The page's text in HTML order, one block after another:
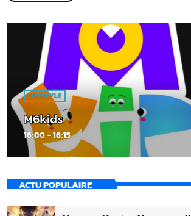
LIFESTYLE
M6kids
16:00 - 16:15
ACTU POPULAIRE